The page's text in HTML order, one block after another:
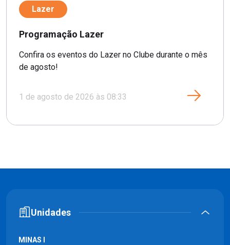
Lazer
Programação Lazer
Confira os eventos do Lazer no Clube durante o mês
de agosto!
1 de agosto de 2026 às 08:33
Unidades
MINAS I